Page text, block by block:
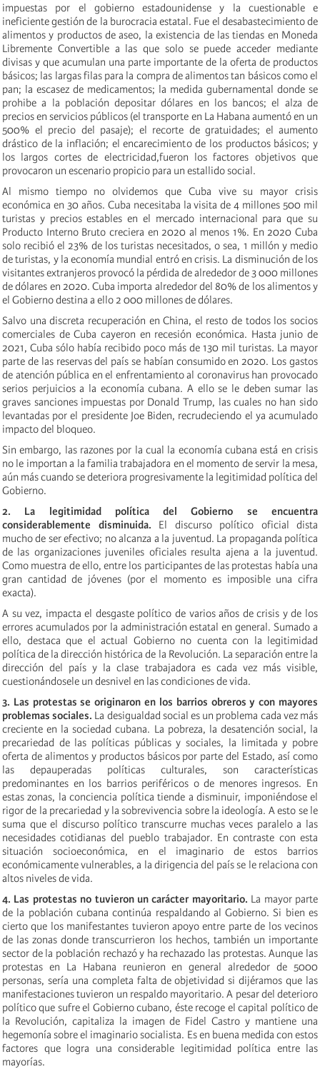
impuestas por el gobierno estadounidense y la cuestionable e
ineficiente gestión de la burocracia estatal. Fue el desabastecimiento de
alimentos y productos de aseo, la existencia de las tiendas en Moneda
Libremente Convertible a las que solo se puede acceder mediante
divisas y que acumulan una parte importante de la oferta de productos
básicos; las largas filas para la compra de alimentos tan básicos como el
pan; la escasez de medicamentos; la medida gubernamental donde se
prohibe a la población depositar dólares en los bancos; el alza de
precios en servicios públicos (el transporte en La Habana aumentó en un
500% el precio del pasaje); el recorte de gratuidades; el aumento
drástico de la inflación; el encarecimiento de los productos básicos; y
los largos cortes de electricidad,fueron los factores objetivos que
provocaron un escenario propicio para un estallido social.
Al mismo tiempo no olvidemos que Cuba vive su mayor crisis
económica en 30 años. Cuba necesitaba la visita de 4 millones 500 mil
turistas y precios estables en el mercado internacional para que su
Producto Interno Bruto creciera en 2020 al menos 1%. En 2020 Cuba
solo recibió el 23% de los turistas necesitados, o sea, 1 millón y medio
de turistas, y la economía mundial entró en crisis. La disminución de los
visitantes extranjeros provocó la pérdida de alrededor de 3 000 millones
de dólares en 2020. Cuba importa alrededor del 80% de los alimentos y
el Gobierno destina a ello 2 000 millones de dólares.
Salvo una discreta recuperación en China, el resto de todos los socios
comerciales de Cuba cayeron en recesión económica. Hasta junio de
2021, Cuba sólo había recibido poco más de 130 mil turistas. La mayor
parte de las reservas del país se habían consumido en 2020. Los gastos
de atención pública en el enfrentamiento al coronavirus han provocado
serios perjuicios a la economía cubana. A ello se le deben sumar las
graves sanciones impuestas por Donald Trump, las cuales no han sido
levantadas por el presidente Joe Biden, recrudeciendo el ya acumulado
impacto del bloqueo.
Sin embargo, las razones por la cual la economía cubana está en crisis
no le importan a la familia trabajadora en el momento de servir la mesa,
aún más cuando se deteriora progresivamente la legitimidad política del
Gobierno.
2. La legitimidad política del Gobierno se encuentra
considerablemente disminuida. El discurso político oficial dista
mucho de ser efectivo; no alcanza a la juventud. La propaganda política
de las organizaciones juveniles oficiales resulta ajena a la juventud.
Como muestra de ello, entre los participantes de las protestas había una
gran cantidad de jóvenes (por el momento es imposible una cifra
exacta).
A su vez, impacta el desgaste político de varios años de crisis y de los
errores acumulados por la administración estatal en general. Sumado a
ello, destaca que el actual Gobierno no cuenta con la legitimidad
política de la dirección histórica de la Revolución. La separación entre la
dirección del país y la clase trabajadora es cada vez más visible,
cuestionándosele un desnivel en las condiciones de vida.
3. Las protestas se originaron en los barrios obreros y con mayores
problemas sociales. La desigualdad social es un problema cada vez más
creciente en la sociedad cubana. La pobreza, la desatención social, la
precariedad de las políticas públicas y sociales, la limitada y pobre
oferta de alimentos y productos básicos por parte del Estado, así como
las depauperadas políticas culturales, son características
predominantes en los barrios periféricos o de menores ingresos. En
estas zonas, la conciencia política tiende a disminuir, imponiéndose el
rigor de la precariedad y la sobrevivencia sobre la ideología. A esto se le
suma que el discurso político transcurre muchas veces paralelo a las
necesidades cotidianas del pueblo trabajador. En contraste con esta
situación socioeconómica, en el imaginario de estos barrios
económicamente vulnerables, a la dirigencia del país se le relaciona con
altos niveles de vida.
4. Las protestas no tuvieron un carácter mayoritario. La mayor parte
de la población cubana continúa respaldando al Gobierno. Si bien es
cierto que los manifestantes tuvieron apoyo entre parte de los vecinos
de las zonas donde transcurrieron los hechos, también un importante
sector de la población rechazó y ha rechazado las protestas. Aunque las
protestas en La Habana reunieron en general alrededor de 5000
personas, sería una completa falta de objetividad si dijéramos que las
manifestaciones tuvieron un respaldo mayoritario. A pesar del deterioro
político que sufre el Gobierno cubano, éste recoge el capital político de
la Revolución, capitaliza la imagen de Fidel Castro y mantiene una
hegemonía sobre el imaginario socialista. Es en buena medida con estos
factores que logra una considerable legitimidad política entre las
mayorías.